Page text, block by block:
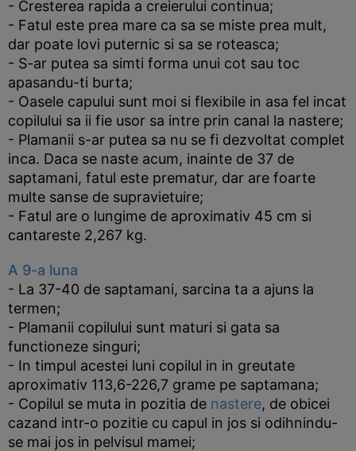
- Cresterea rapida a creierului continua;
- Fatul este prea mare ca sa se miste prea mult,
dar poate lovi puternic si sa se roteasca;
- S-ar putea sa simti forma unui cot sau toc
apasandu-ti burta;
- Oasele capului sunt moi si flexibile in asa fel incat
copilului sa ii fie usor sa intre prin canal la nastere;
- Plamanii s-ar putea sa nu se fi dezvoltat complet
inca. Daca se naste acum, inainte de 37 de
saptamani, fatul este prematur, dar are foarte
multe sanse de supravietuire;
- Fatul are o lungime de aproximativ 45 cm si
cantareste 2,267 kg.
A 9-a luna
- La 37-40 de saptamani, sarcina ta a ajuns la
termen;
- Plamanii copilului sunt maturi si gata sa
functioneze singuri;
- In timpul acestei luni copilul in in greutate
aproximativ 113,6-226,7 grame pe saptamana;
- Copilul se muta in pozitia de nastere, de obicei
cazand intr-o pozitie cu capul in jos si odihnindu-
se mai jos in pelvisul mamei;